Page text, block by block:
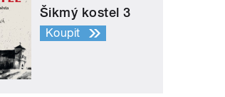
Šikmý kostel 3
Koupit